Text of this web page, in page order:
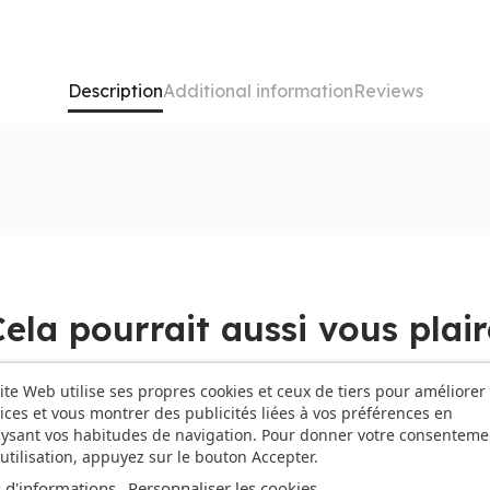
DescriptionAdditional informationReviews
vous connecter à Internet où que vous soyez. De plus,
Lithium Polymère (LiPo), vous pouvez utiliser votre iPad
en passant par Google Pay et Apple Pay.
l'iPad mini WiFi Cell 256GB Lumière stellaire à un
pourrait aussi vous
DE STOCK
-73,77 €
RUPTURE DE STOCK
Web utilise ses propres cookies et ceux de tiers pour améliorer
et vous montrer des publicités liées à vos préférences en
vos habitudes de navigation. Pour donner votre
appuyez sur le bouton Accepter.